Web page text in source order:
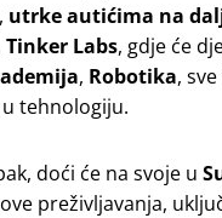
, utrke autićima na
Tinker Labs, gdje će
, Robotika,
tehnologiju.
doći će na svoje u
preživljavanja,